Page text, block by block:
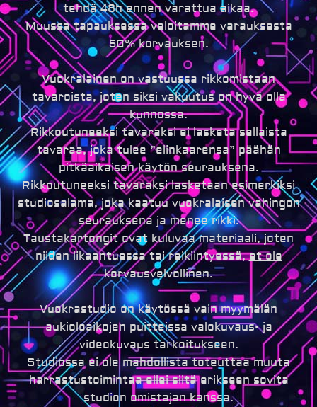
tehdä 48h ennen varattua aikaa.
Muussa tapauksessa veloitamme varauksesta
50% korvauksen.
Vuokralainen on vastuussa rikkomistaan
tavaroista, joten siksi vakuutus on hyvä olla
kunnossa.
Rikkoutuneeksi tavaraksiei lasketasellaista
tavaraa, joka tulee ”elinkaarensa” päähän
pitkäaikaisen käytön seurauksena.
Rikkoutuneeksi tavaraksi lasketaan esimerkiksi
studiosalama, joka kaatuu vuokralaisen vahingon
seurauksena ja menee rikki.
Taustakartongit ovat kuluvaa materiaali, joten
niiden likaantuessa tai reikiintyessä,et ole
korvausvelvollinen.
Vuokrastudio on käytössä vain myymälän
aukioloaikojen puitteissa valokuvaus- ja
videokuvaus tarkoitukseen.
Studiossaei olemahdollista toteuttaa muuta
harrastustoimintaa ellei siitä erikseen sovita
studion omistajan kanssa.